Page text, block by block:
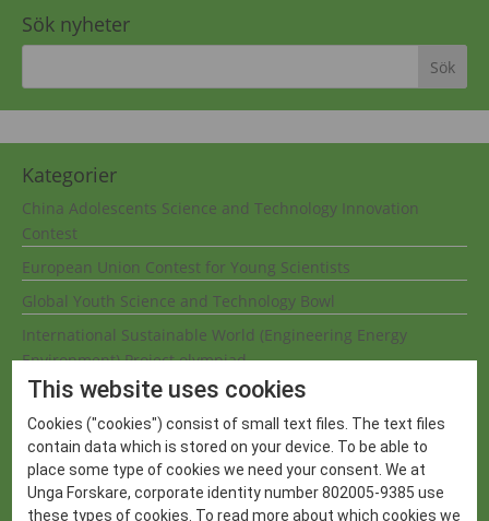
Sök nyheter
Kategorier
China Adolescents Science and Technology Innovation
Contest
European Union Contest for Young Scientists
Global Youth Science and Technology Bowl
International Sustainable World (Engineering Energy
Environment) Project olympiad
International Wildlife Research Week
London International Youth Science Forum
Mostratec
Nobelpriset
This website uses cookies
Cookies ("cookies") consist of small text files. The text files
contain data which is stored on your device. To be able to
place some type of cookies we need your consent. We at
Unga Forskare, corporate identity number 802005-9385 use
these types of cookies. To read more about which cookies we